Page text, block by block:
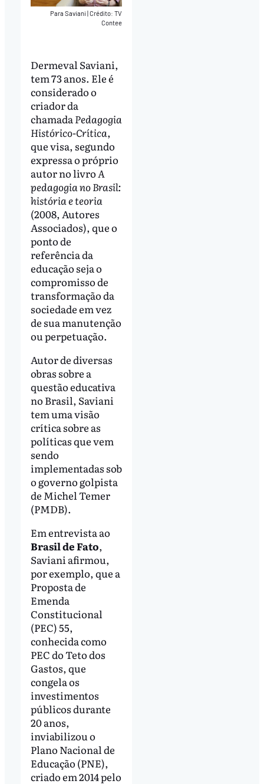
Para Saviani Crédito: TV
Contee
Dermeval Saviani,
tem 73 anos. Ele é
considerado o
criador da
chamadaPedagogia
Histórico-Crítica,
que visa, segundo
expressa o próprio
autor no livroA
pedagogia no Brasil:
história e teoria
(2008, Autores
Associados), que o
ponto de
referência da
educação seja o
compromisso de
transformação da
sociedade em vez
de sua manutenção
ou perpetuação.
Autor de diversas
obras sobre a
questão educativa
no Brasil, Saviani
tem uma visão
crítica sobre as
políticas que vem
sendo
implementadas sob
o governo golpista
de Michel Temer
(PMDB).
Em entrevista ao
Brasil de Fato,
Saviani afirmou,
por exemplo, que a
Proposta de
Emenda
Constitucional
(PEC) 55,
conhecida como
PEC do Teto dos
Gastos, que
congela os
investimentos
públicos durante
20 anos,
inviabilizou o
Plano Nacional de
Educação (PNE),
criado em 2014 pelo